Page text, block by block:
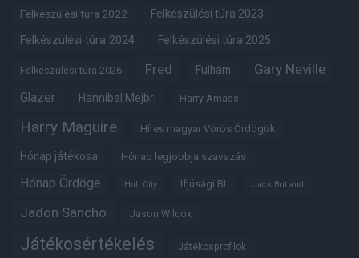
Felkészülési túra 2022 Felkészülési túra 2023
Felkészülési túra 2024 Felkészülési túra 2025
Felkészülési túra 2026 Fred Fulham Gary Neville
Glazer Hannibal Mejbri Harry Amass
Harry Maguire Híres magyar Vörös Ördögök
Hónap játékosa Hónap legjobbja szavazás
Hónap Ördöge Hull City Ifjúsági BL Jack Butland
Jadon Sancho Jason Wilcox
Játékosértékelés Játékosprofilok